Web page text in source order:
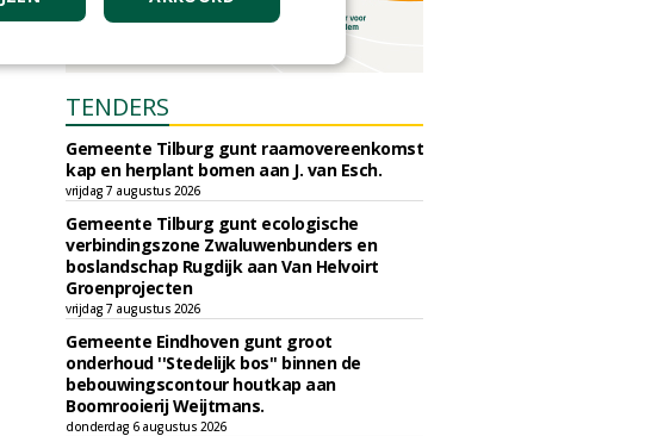
TENDERS
Gemeente Tilburg gunt raamovereenkomst
kap en herplant bomen aan J. van Esch.
vrijdag 7 augustus 2026
Gemeente Tilburg gunt ecologische
verbindingszone Zwaluwenbunders en
boslandschap Rugdijk aan Van Helvoirt
Groenprojecten
vrijdag 7 augustus 2026
Gemeente Eindhoven gunt groot
onderhoud ''Stedelijk bos'' binnen de
bebouwingscontour houtkap aan
Boomrooierij Weijtmans.
donderdag 6 augustus 2026